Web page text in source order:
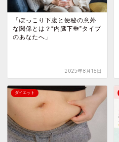
「ぽっこり下腹と便秘の意外
な関係とは？“内臓下垂”タイプ
のあなたへ」
2025年8月16日
ダイエット